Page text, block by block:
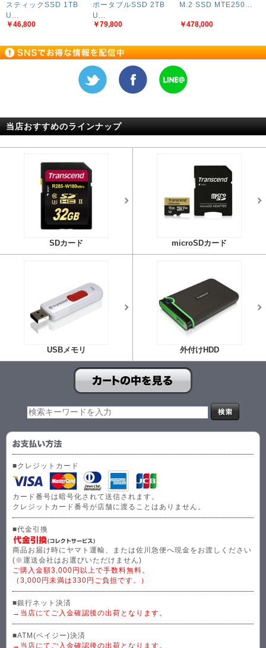
スティックSSD 1TB
U...
￥46,800
ポータブルSSD 2TB
U...
￥79,800
M.2 SSD MTE250...
￥478,000
当店おすすめのラインナップ
SDカード microSDカード
USBメモリ 外付けHDD
■クレジットカード
カード番号は暗号化されて送信されます。
クレジットカード番号が店舗に渡ることはありません。
■代金引換
商品お届け時にヤマト運輸、または佐川急便へ現金をお渡しください
(※運送会社はお選びいただけません)
ご購入金額3,000円以上で手数料無料。
（3,000円未満は330円ご負担です。）
■銀行ネット決済
→当店にてご入金確認後の出荷となります。
■ATM(ペイジー)決済
→当店にてご入金確認後の出荷となります。